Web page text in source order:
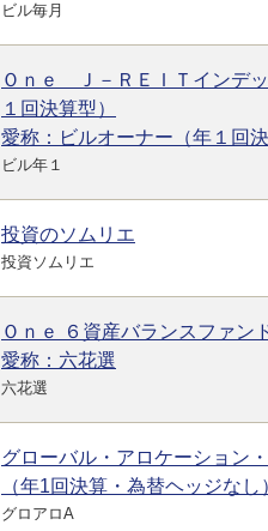
ビル毎月
Ｏｎｅ Ｊ－ＲＥＩＴインデ
１回決算型）
愛称：ビルオーナー（年１回決
ビル年１
投資のソムリエ
投資ソムリエ
Ｏｎｅ ６資産バランスファン
愛称：六花選
六花選
グローバル・アロケーション
（年1回決算・為替ヘッジなし）
グロアロA